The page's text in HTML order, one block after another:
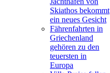
Skiathos bekommt
ein neues Gesicht
Fährenfahrten in
Griechenland
gehören zu den
teuersten in
Europa